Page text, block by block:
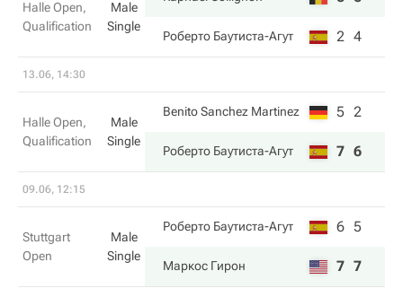
Halle Open,
Qualification
Male
Single
Роберто Баутиста-Агут 2 4
13.06, 14:30
Halle Open,
Qualification
Male
Single
Benito Sanchez Martinez 5 2
Роберто Баутиста-Агут 7 6
09.06, 12:15
Stuttgart
Open
Male
Single
Роберто Баутиста-Агут 6 5
Маркос Гирон 7 7